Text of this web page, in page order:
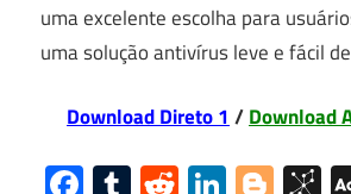
uma excelente escolha para
uma solução antivírus leve e fácil
Download Direto 1 /Download